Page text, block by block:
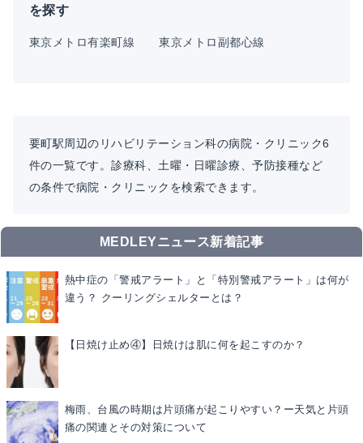
を探す
東京メトロ有楽町線 東京メトロ副都心線
要町駅周辺のリハビリテーション科の病院・クリニック6
件の一覧です。診療科、土曜・日曜診療、予防接種など
の条件で病院・クリニックを検索できます。
MEDLEYニュース新着記事
熱中症の「警戒アラート」と「特別警戒アラート」は何が
違う？ クーリングシェルターとは？
【日焼け止め④】日焼けは肌に何を起こすのか？
梅雨、台風の時期は片頭痛が起こりやすい？ー天気と片頭
痛の関連とその対策について